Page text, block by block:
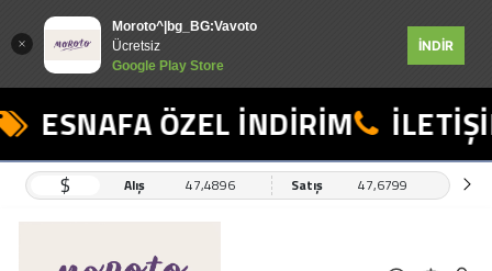
Moroto^|bg_BG:Vavoto
Ücretsiz
Google Play Store
İNDİR
ESNAFA ÖZEL İNDİRİM
$ Alış 47,4896 Satış 47,6799